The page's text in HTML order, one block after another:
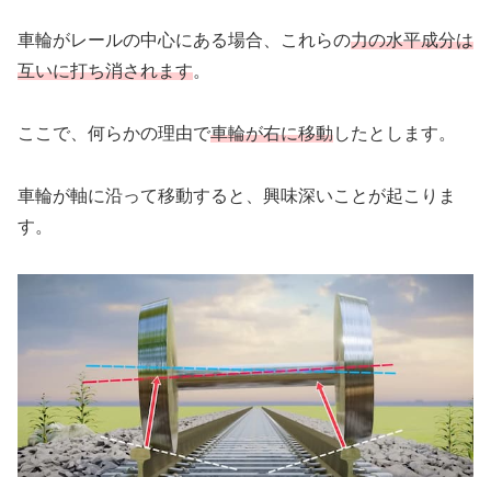
車輪がレールの中心にある場合、これらの力の水平成分は
互いに打ち消されます。
ここで、何らかの理由で車輪が右に移動したとします。
車輪が軸に沿って移動すると、興味深いことが起こりま
す。